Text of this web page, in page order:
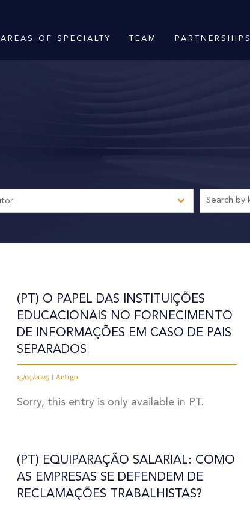
AREAS OF SPECIALTY TEAM PARTNERSHIPS
(PT) O PAPEL DAS INSTITUIÇÕES
EDUCACIONAIS NO FORNECIMENTO
DE INFORMAÇÕES EM CASO DE PAIS
SEPARADOS
15/04/2025 | Artigo
Sorry, this entry is only available in PT.
(PT) EQUIPARAÇÃO SALARIAL: COMO
AS EMPRESAS SE DEFENDEM DE
RECLAMAÇÕES TRABALHISTAS?